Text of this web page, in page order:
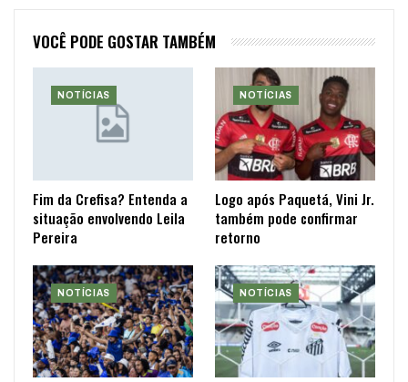
VOCÊ PODE GOSTAR TAMBÉM
NOTÍCIAS
Fim da Crefisa? Entenda a
situação envolvendo Leila
Pereira
NOTÍCIAS
Logo após Paquetá, Vini Jr.
também pode confirmar
retorno
NOTÍCIAS NOTÍCIAS